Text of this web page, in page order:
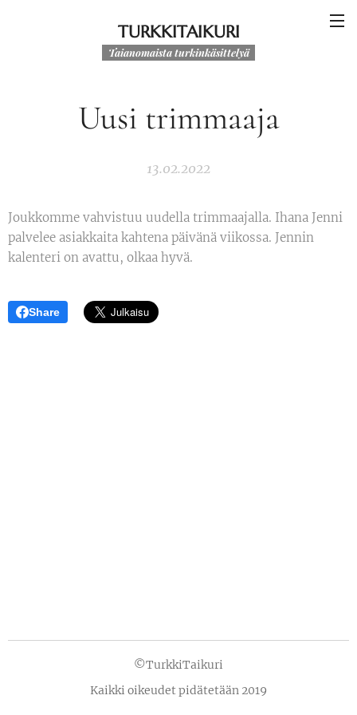
TURKKITAIKURI
Taianomaista turkinkäsittelyä
Uusi trimmaaja
13.02.2022
Joukkomme vahvistuu uudella trimmaajalla. Ihana Jenni
palvelee asiakkaita kahtena päivänä viikossa. Jennin
kalenteri on avattu, olkaa hyvä.
Share
©TurkkiTaikuri
Kaikki oikeudet pidätetään 2019